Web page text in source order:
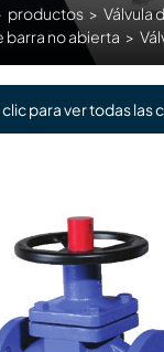
productos > Válvula
barra no abierta >
clic para ver todas las